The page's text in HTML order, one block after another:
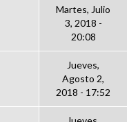
Martes, Julio
3, 2018 -
20:08
Jueves,
Agosto 2,
2018 - 17:52